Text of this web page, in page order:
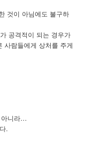
것이 아님에도 불구하
공격적이 되는 경우가
사람들에게 상처를 주게
아니라…
.